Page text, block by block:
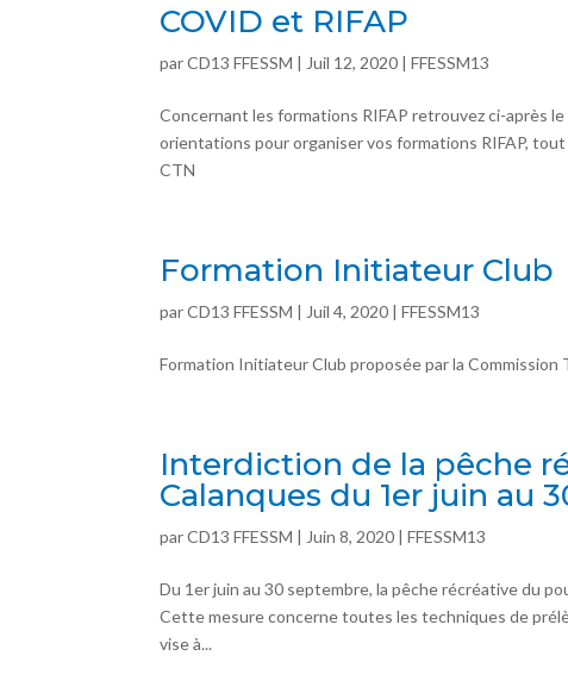
COVID et RIFAP
parCD13 FFESSM | Juil 12, 2020 |FFESSM13
Concernant les formations RIFAP retrouvez ci-après
orientations pour organiser vos formations RIFAP,
CTN
Formation Initiateur Club
parCD13 FFESSM | Juil 4, 2020 |FFESSM13
Formation Initiateur Club proposée par la Commission
Interdiction de la pêche
Calanques du 1er juin au
parCD13 FFESSM | Juin 8, 2020 |FFESSM13
Du 1er juin au 30 septembre, la pêche récréative du
Cette mesure concerne toutes les techniques de
vise à...